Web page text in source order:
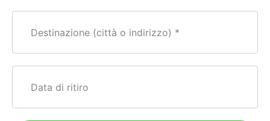
Destinazione (città o indirizzo)
Data di ritiro